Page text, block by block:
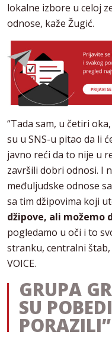
lokalne izbore u celoj
odnose, kaže Žugić.
“Tada sam, u četiri
su u SNS-u pitao da li
javno reći da to nije u
završili dobri odnosi. I
međuljudske odnose
sa tim džipovima koji
džipove, ali možemo
pogledamo u oči i to
stranku, centralni štab,
VOICE.
GRUPA
SU
PORAZILI”